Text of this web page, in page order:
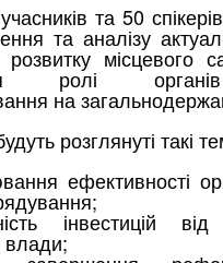
та 50
та аналізу
розвитку місцевого
ролі
на
розглянуті такі
ефективності
інвестицій від
влади;